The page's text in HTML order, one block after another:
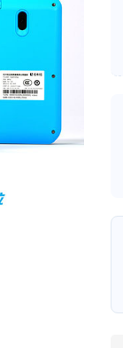
她之前用了竟
服还和我说了